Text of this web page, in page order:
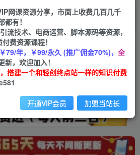
APP下载
Down
网课资源分享，市面上收费几百几千
有！
流技术、电商运营、脚本源码等资源，
费资源课程！
￥79/年，￥99/永久 (推广佣金70%)， 全
新，欢迎加入！
搭建一个和轻创终点站一样的知识付费
开通VIP会员 加盟当站长